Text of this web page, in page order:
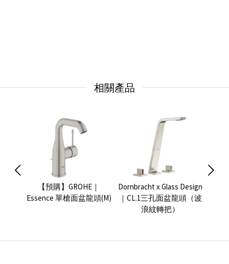
相關產品
【預購】GROHE｜
Essence 單槍面盆龍頭(M)
Dornbracht x Glass Design
｜CL.1三孔面盆龍頭（波
浪紋轉把）